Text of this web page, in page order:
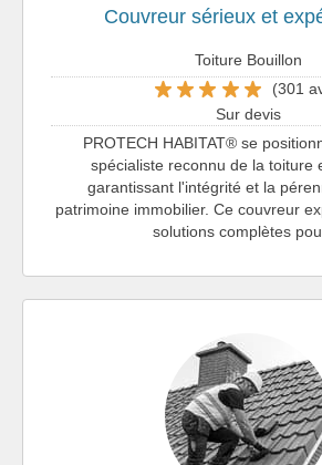
Couvreur sérieux et
Toiture Bouillon
(301
Sur devis
PROTECH HABITAT® se
spécialiste reconnu de la toiture
garantissant l'intégrité et la
patrimoine immobilier. Ce couvreur
solutions complètes